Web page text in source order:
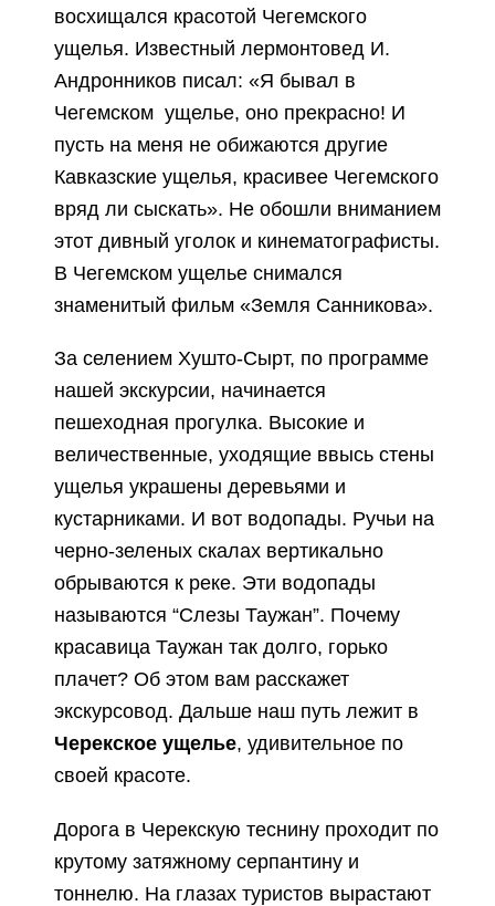
восхищался красотой Чегемского
ущелья. Известный лермонтовед И.
Андронников писал: «Я бывал в
Чегемском ущелье, оно прекрасно! И
пусть на меня не обижаются другие
Кавказские ущелья, красивее Чегемского
вряд ли сыскать». Не обошли вниманием
этот дивный уголок и кинематографисты.
В Чегемском ущелье снимался
знаменитый фильм «Земля Санникова».
За селением Хушто-Сырт, по программе
нашей экскурсии, начинается
пешеходная прогулка. Высокие и
величественные, уходящие ввысь стены
ущелья украшены деревьями и
кустарниками. И вот водопады. Ручьи на
черно-зеленых скалах вертикально
обрываются к реке. Эти водопады
называются “Слезы Таужан”. Почему
красавица Таужан так долго, горько
плачет? Об этом вам расскажет
экскурсовод. Дальше наш путь лежит в
Черекское ущелье, удивительное по
своей красоте.
Дорога в Черекскую теснину проходит по
крутому затяжному серпантину и
тоннелю. На глазах туристов вырастают